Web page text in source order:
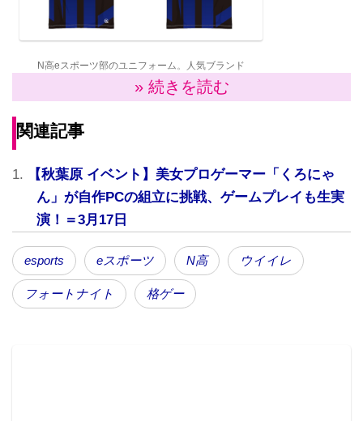
N高eスポーツ部のユニフォーム。人気ブランド
VANQUISHが手掛ける。
eスポーツは、対戦型のコンピューターゲームを競技種
ると言われる注目の競技。
特にここ数年のeスポーツの盛り上がりは大きく、
2022年に中国・杭州で開催される「第19回アジア競技
大会」で公式競技としての採用が発表され、日本国内
においても、2019年に茨城で開催される「第74回国民
体育大会」の文化プログラムとしてeスポーツの大会が
» 続きを読む
関連記事
【秋葉原 イベント】美女プロゲーマー「くろにゃ
ん」が自作PCの組立に挑戦、ゲームプレイも生実
演！＝3月17日
esports eスポーツ N高 ウイイレ
フォートナイト 格ゲー